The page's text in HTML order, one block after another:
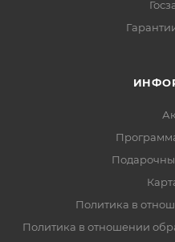
Политика в
Политика в отношении